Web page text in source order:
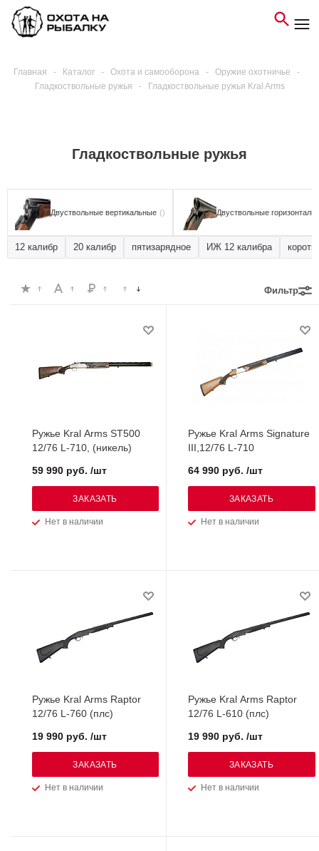
Главная - Каталог - Охота и самооборона - Оружие охотничье
-
Гладкоствольные ружья
- Гладкоствольные ружья Kral Arms
Гладкоствольные ружья
Двуствольные вертикальные () Двуствольные
12 калибр 20 калибр пятизарядное ИЖ 12 калибра
Фильтр
Ружье Kral Arms ST500
12/76 L-710, (никель)
Нет в наличии
59 990 руб. /шт
ЗАКАЗАТЬ
Ружье Kral Arms Signature
III,12/76 L-710
Нет в наличии
64 990 руб. /шт
ЗАКАЗАТЬ
Ружье Kral Arms Raptor
12/76 L-760 (плс)
Нет в наличии
19 990 руб. /шт
ЗАКАЗАТЬ
Ружье Kral Arms Raptor
12/76 L-610 (плс)
Нет в наличии
19 990 руб. /шт
ЗАКАЗАТЬ